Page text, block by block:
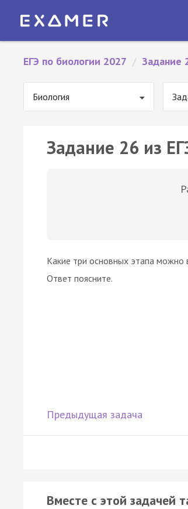
ЕГЭ по биологии 2027 / Задание
Биология
Задание 26 из
Какие три основных этапа можно
Ответ поясните.
Предыдущая задача
Вместе с этой задачей